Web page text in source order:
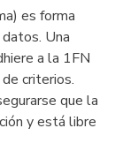
es forma
Una
a la 1FN
criterios.
que la
y está libre